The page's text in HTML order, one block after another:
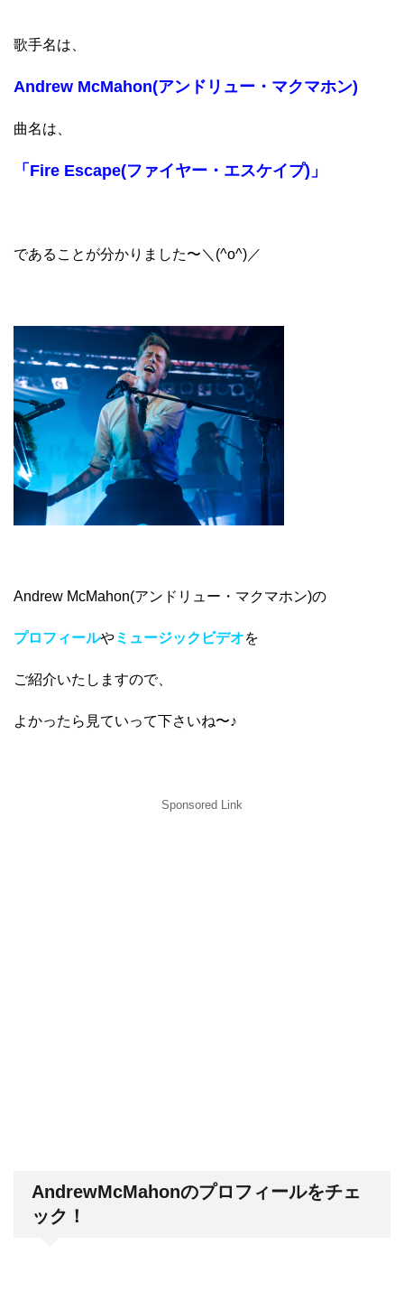
歌手名は、
Andrew McMahon(アンドリュー・マクマホン)
曲名は、
「Fire Escape(ファイヤー・エスケイプ)」
であることが分かりました〜＼(^o^)／
Andrew McMahon(アンドリュー・マクマホン)の
プロフィールやミュージックビデオを
ご紹介いたしますので、
よかったら見ていって下さいね〜♪
Sponsored Link
AndrewMcMahonのプロフィールをチェ
ック！